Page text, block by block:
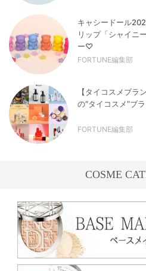
キャシードール
リップ「シャイニ
ー♡
FORTUNE編集部
【タイコスメブラ
の“タイコスメ”ブ
FORTUNE編集部
COSME